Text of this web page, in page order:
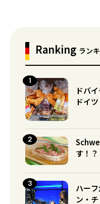
Ranking ラン
ドバ
ドイ
す！？
ハー
ン・チ